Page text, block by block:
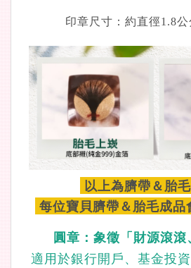
印章尺寸：約直徑1.8
以上為臍帶＆胎
每位寶貝臍帶＆胎毛成品
圓章：象徵「財源滾
適用於銀行開戶、基金投